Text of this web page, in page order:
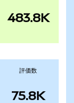
483.8K
評価数
75.8K